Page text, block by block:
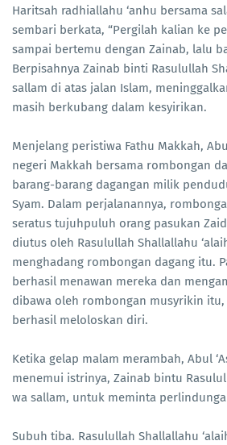
Haritsah radhiallahu ‘anhu bersama
sembari berkata, “Pergilah kalian ke
sampai bertemu dengan Zainab, lalu
Berpisahnya Zainab binti Rasulullah
sallam di atas jalan Islam,
masih berkubang dalam kesyirikan.
Menjelang peristiwa Fathu Makkah,
negeri Makkah bersama rombongan
barang-barang dagangan milik
Syam. Dalam perjalanannya,
seratus tujuhpuluh orang pasukan
diutus oleh Rasulullah Shallallahu
menghadang rombongan dagang itu.
berhasil menawan mereka dan
dibawa oleh rombongan musyrikin itu,
berhasil meloloskan diri.
Ketika gelap malam merambah, Abul
menemui istrinya, Zainab bintu
wa sallam, untuk meminta
Subuh tiba. Rasulullah Shallallahu